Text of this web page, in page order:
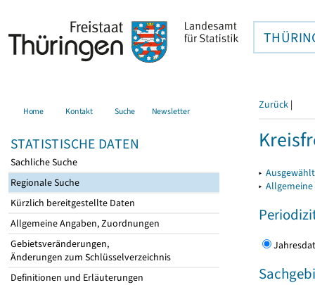
Home Kontakt Suche Newsletter
STATISTISCHE DATEN
Sachliche Suche
Regionale Suche
Kürzlich bereitgestellte Daten
Allgemeine Angaben, Zuordnungen
Gebietsveränderungen,
Änderungen zum Schlüsselverzeichnis
Definitionen und Erläuterungen
Zurück |
▸
▸